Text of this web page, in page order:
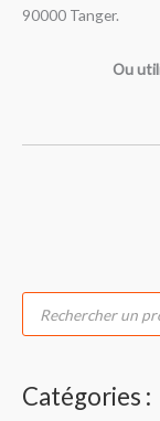
R
h
c
h
Catégories :
90000 Tanger.
Ou